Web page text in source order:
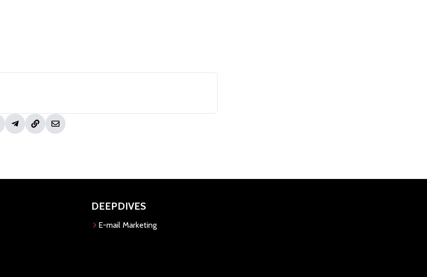
DEEPDIVES
E-mail Marketing